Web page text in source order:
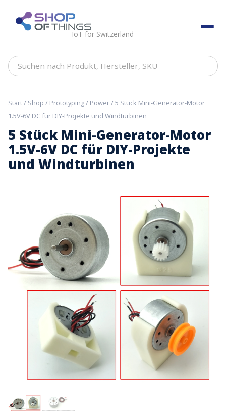
content ShopOfThings
IoT for Switzerland
Suchen
Hersteller,
Start/ Shop / Prototyping/ Power/ 5 Stück Mini-Generator-Motor
1.5V-6V DC für DIY-Projekte und Windturbinen
5 Stück Mini-Generator-Motor
1.5V-6V DC für DIY-Projekte
und Windturbinen